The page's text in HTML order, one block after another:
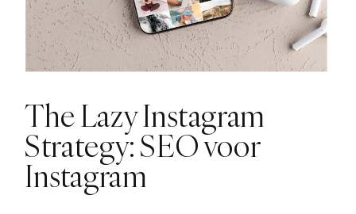
The Lazy Instagram
Strategy: SEO voor
Instagram